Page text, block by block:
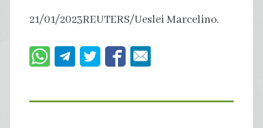
21/01/2023REUTERS/Ueslei Marcelino.